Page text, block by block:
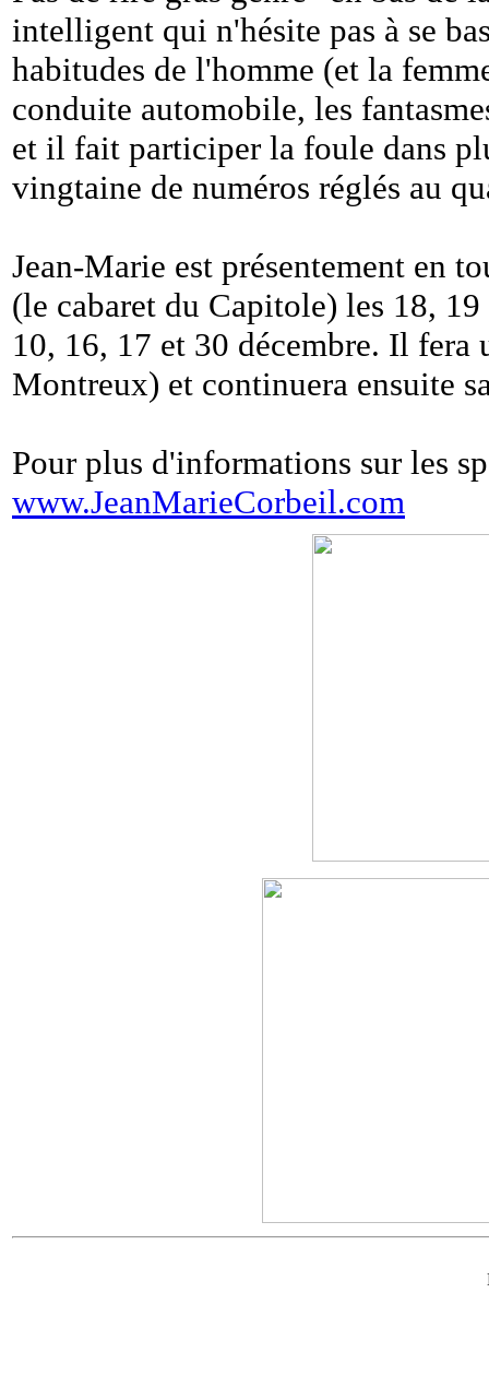
intelligent qui n'hésite pas à se
habitudes de l'homme (et la
conduite automobile, les
et il fait participer la foule dans
vingtaine de numéros réglés au
Jean-Marie est présentement en
(le cabaret du Capitole) les 18,
10, 16, 17 et 30 décembre. Il fera
Montreux) et continuera ensuite
Pour plus d'informations sur les
www.JeanMarieCorbeil.com